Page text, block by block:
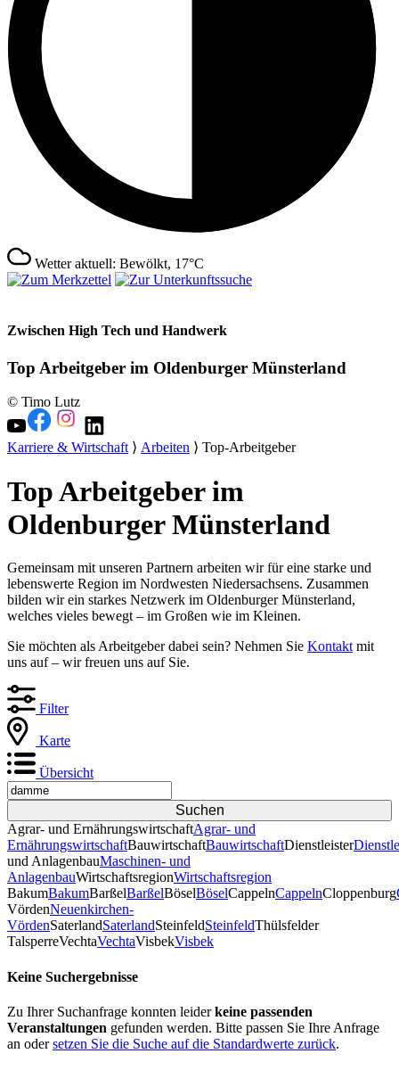
Wetter aktuell: Bewölkt, 17°C
Zwischen High Tech und Handwerk
Top Arbeitgeber im Oldenburger Münsterland
© Timo Lutz
Karriere & Wirtschaft⟩ Arbeiten ⟩ Top-Arbeitgeber
Top Arbeitgeber im
Oldenburger Münsterland
Gemeinsam mit unseren Partnern arbeiten wir für eine starke und
lebenswerte Region im Nordwesten Niedersachsens. Zusammen
bilden wir ein starkes Netzwerk im Oldenburger Münsterland,
welches vieles bewegt – im Großen wie im Kleinen.
Sie möchten als Arbeitgeber dabei sein? Nehmen Sie Kontakt mit
uns auf – wir freuen uns auf Sie.
Filter
Karte
Übersicht
Agrar- und ErnährungswirtschaftAgrar- und
ErnährungswirtschaftBauwirtschaftBauwirtschaftDienstleister
und AnlagenbauMaschinen- und
AnlagenbauWirtschaftsregionWirtschaftsregion
BakumBakumBarßelBarßelBöselBöselCappelnCappelnCloppenburg
VördenNeuenkirchen-
VördenSaterlandSaterlandSteinfeldSteinfeldThülsfelder
TalsperreVechtaVechtaVisbekVisbek
Keine Suchergebnisse
Zu Ihrer Suchanfrage konnten leiderkeine passenden
Veranstaltungen gefunden werden. Bitte passen Sie Ihre Anfrage
an odersetzen Sie die Suche auf die Standardwerte zurück.